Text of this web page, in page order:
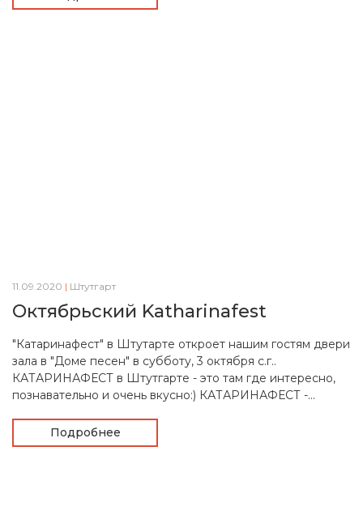
11.09.2020 | Штутгарт
Октябрьский Katharinafest
"Катаринафест" в Штутарте откроет нашим гостям двери
зала в "Доме песен" в субботу, 3 октября с.г..
КАТАРИНАФЕСТ в Штутгарте - это там где интересно,
познавательно и очень вкусно:) КАТАРИНАФЕСТ -...
Подробнее